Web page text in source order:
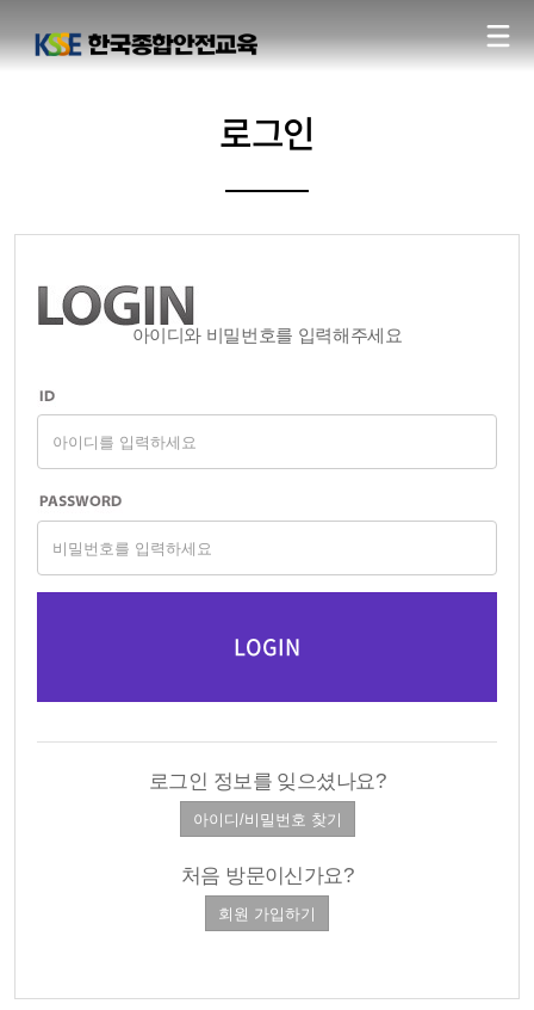
로그인
아이디와 비밀번호를 입력해주세요
로그인 정보를 잊으셨나요?
처음 방문이신가요?